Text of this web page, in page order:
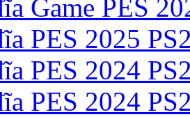
Game PES
PES 2025
PES 2024
PES 2024